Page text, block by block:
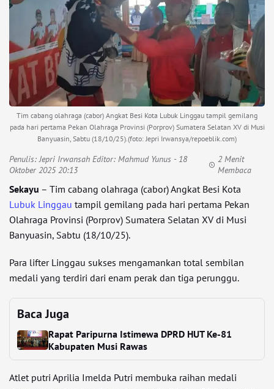
Tim cabang olahraga (cabor) Angkat Besi Kota Lubuk Linggau tampil gemilang
pada hari pertama Pekan Olahraga Provinsi (Porprov) Sumatera Selatan XV di Musi
Banyuasin, Sabtu (18/10/25).(foto: Jepri Irwansya/repoeblik.com)
Penulis:Jepri Irwansah Editor: Mahmud Yunus - 18
Oktober 2025 20:13
2 Menit
Membaca
Sekayu – Tim cabang olahraga (cabor) Angkat Besi Kota
Lubuk Linggau tampil gemilang pada hari pertama Pekan
Olahraga Provinsi (Porprov) Sumatera Selatan XV di Musi
Banyuasin, Sabtu (18/10/25).
Para lifter Linggau sukses mengamankan total sembilan
medali yang terdiri dari enam perak dan tiga perunggu.
Baca Juga
Rapat Paripurna Istimewa DPRD HUT Ke-81
Kabupaten Musi Rawas
Atlet putri Aprilia Imelda Putri membuka raihan medali